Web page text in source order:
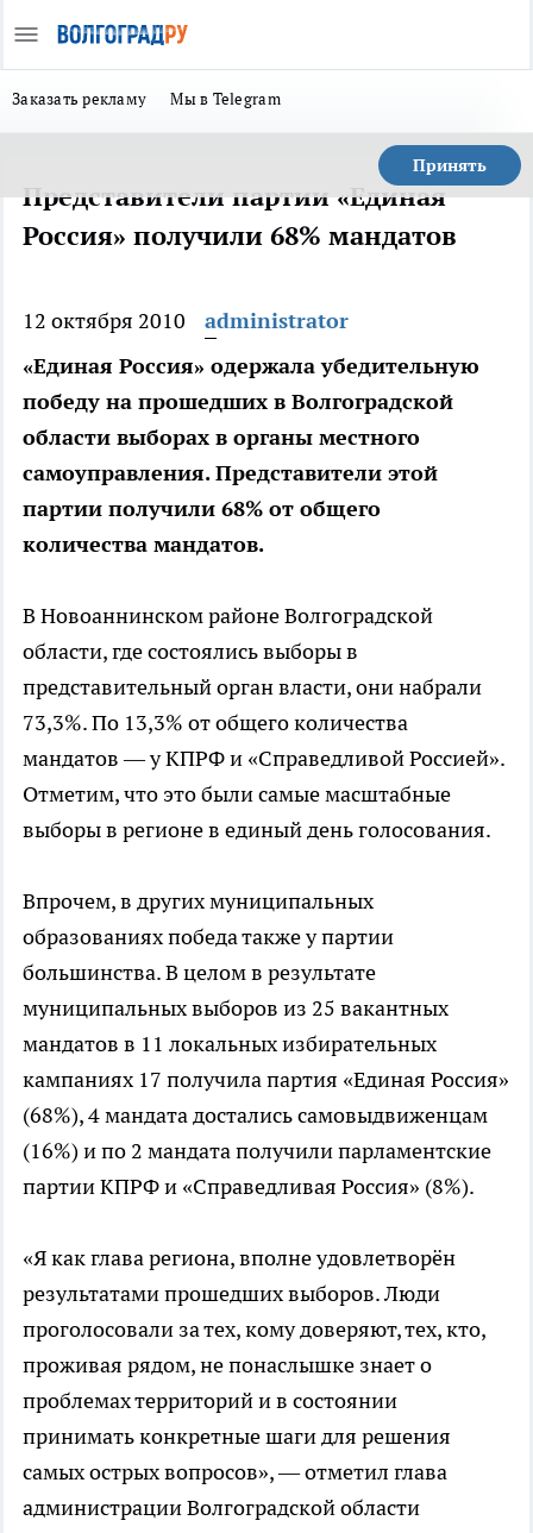
Заказать рекламу Мы в Telegram
Принять
Представители партии «Единая
Россия» получили 68% мандатов
12 октября 2010
administrator
«Единая Россия» одержала убедительную
победу на прошедших в Волгоградской
области выборах в органы местного
самоуправления. Представители этой
партии получили 68% от общего
количества мандатов.
В Новоаннинском районе Волгоградской
области, где состоялись выборы в
представительный орган власти, они набрали
73,3%. По 13,3% от общего количества
мандатов — у КПРФ и «Справедливой Россией».
Отметим, что это были самые масштабные
выборы в регионе в единый день голосования.
Впрочем, в других муниципальных
образованиях победа также у партии
большинства. В целом в результате
муниципальных выборов из 25 вакантных
мандатов в 11 локальных избирательных
кампаниях 17 получила партия «Единая Россия»
(68%), 4 мандата достались самовыдвиженцам
(16%) и по 2 мандата получили парламентские
партии КПРФ и «Справедливая Россия» (8%).
«Я как глава региона, вполне удовлетворён
результатами прошедших выборов. Люди
проголосовали за тех, кому доверяют, тех, кто,
проживая рядом, не понаслышке знает о
проблемах территорий и в состоянии
принимать конкретные шаги для решения
самых острых вопросов», — отметил глава
администрации Волгоградской области